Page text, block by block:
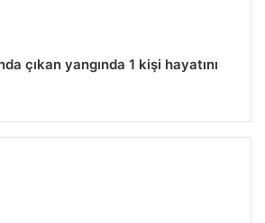
çıkan yangında 1 kişi hayatını